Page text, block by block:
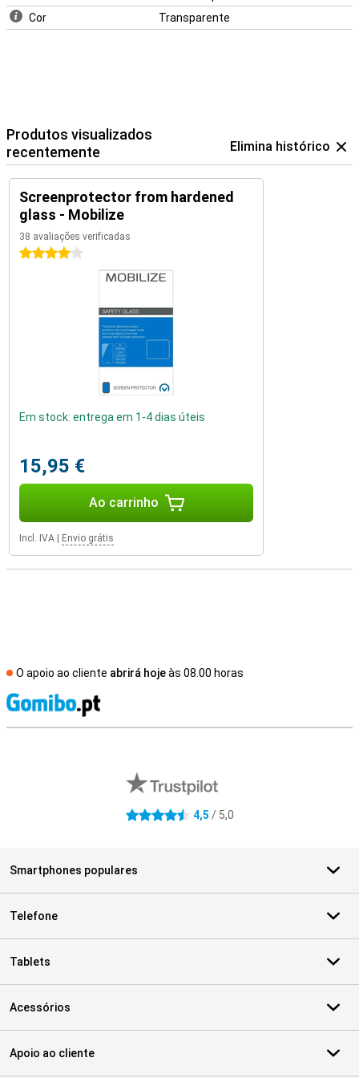
Cor
Transparente
Produtos visualizados
recentemente
Elimina histórico
Screenprotector from hardened
glass - Mobilize
38 avaliações verificadas
4 estrelas
Em stock: entrega em 1-4 dias úteis
15,95 €
Ao carrinho
Incl. IVA Envio grátis
O apoio ao cliente abrirá hojeàs 08.00 horas
4.5 estrelas 4,5 / 5,0
Smartphones populares
Telefone
Tablets
Acessórios
Apoio ao cliente